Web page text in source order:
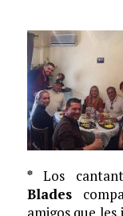
*Los
Blades
amigos que